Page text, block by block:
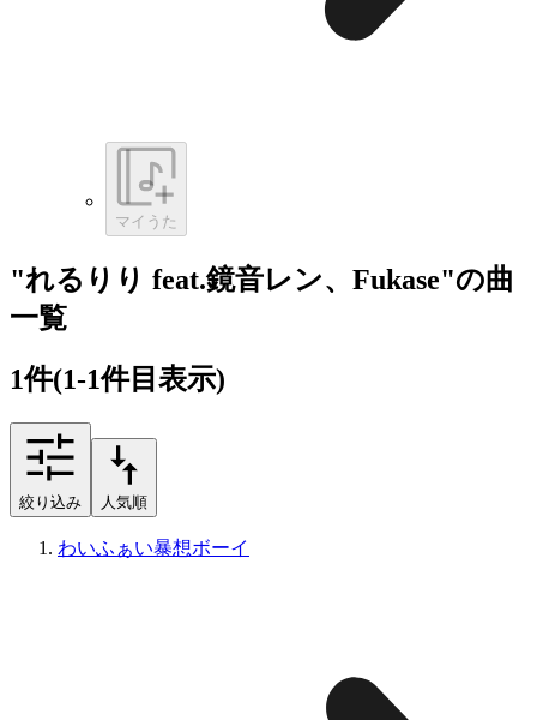
マイうた
"れるりり feat.鏡音レン、Fukase"の曲
一覧
1件(1-1件目表示)
絞り込み 人気順
わいふぁい暴想ボーイ